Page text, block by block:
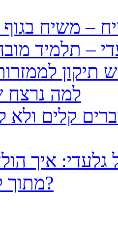
– משיח
– תלמיד
למה נרצח
קלים
גלעדי: איך
מתוך קלות הנפש?